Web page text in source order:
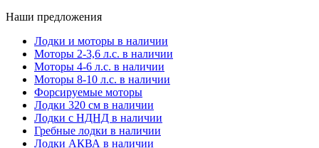
Наши предложения
Лодки и моторы в наличии
Моторы 2-3,6 л.с. в наличии
Моторы 4-6 л.с. в наличии
Моторы 8-10 л.с. в наличии
Форсируемые моторы
Лодки 320 см в наличии
Лодки с НДНД в наличии
Гребные лодки в наличии
Лодки АКВА в наличии